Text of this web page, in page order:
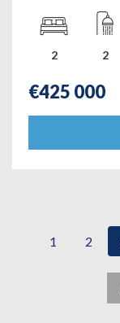
2 2
€425 000
1 2